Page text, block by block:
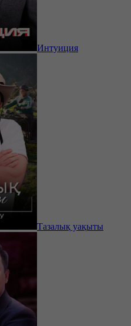
Интуиция
Тазалық уақыты